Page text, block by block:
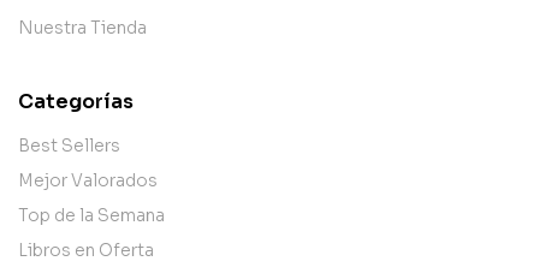
Nuestra Tienda
Categorías
Best Sellers
Mejor Valorados
Top de la Semana
Libros en Oferta